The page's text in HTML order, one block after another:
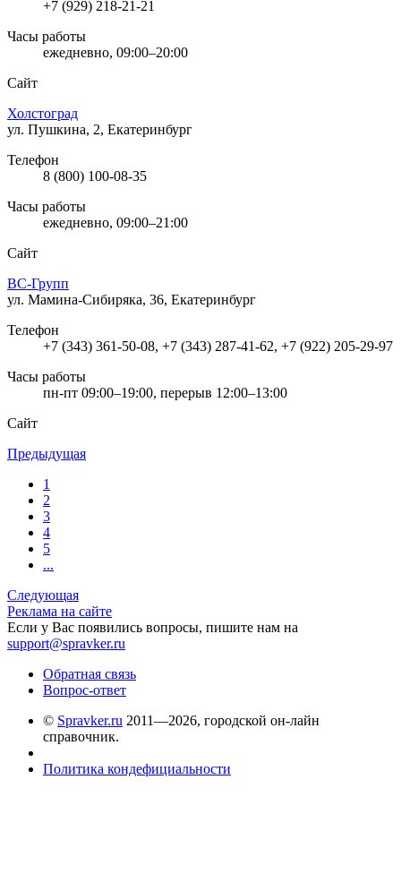
+7 (929) 218-21-21
Часы работы
ежедневно, 09:00–20:00
Сайт
Холстоград
ул. Пушкина, 2, Екатеринбург
Телефон
8 (800) 100-08-35
Часы работы
ежедневно, 09:00–21:00
Сайт
ВС-Групп
ул. Мамина-Сибиряка, 36, Екатеринбург
Телефон
+7 (343) 361-50-08, +7 (343) 287-41-62, +7 (922) 205-29-97
Часы работы
пн-пт 09:00–19:00, перерыв 12:00–13:00
Сайт
Предыдущая
1
2
3
4
5
...
Следующая
Реклама на сайте
Если у Вас появились вопросы, пишите нам на
support@spravker.ru
Обратная связь
Вопрос-ответ
© Spravker.ru 2011—2026, городской он-лайн
справочник.
Политика кондефициальности